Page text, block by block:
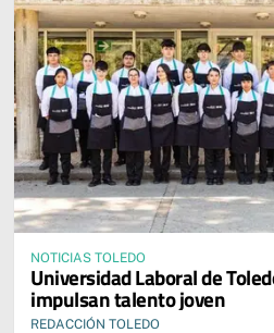
NOTICIAS TOLEDO
Universidad Laboral de
impulsan talento joven
REDACCIÓN TOLEDO